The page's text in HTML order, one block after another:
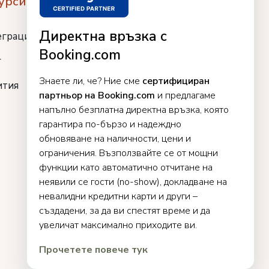
Директна връзка с
Booking.com
Знаете ли, че? Ние сме сертифициран
партньор на Booking.com и предлагаме
напълно безплатна директна връзка, която
гарантира по-бързо и надеждно
обновяване на наличности, цени и
ограничения. Възползвайте се от мощни
функции като автоматично отчитане на
неявили се гости (no-show), докладване на
невалидни кредитни карти и други –
създадени, за да ви спестят време и да
увеличат максимално приходите ви.
Прочетете повече тук